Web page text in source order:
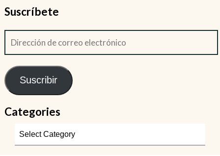
Suscríbete
Suscribir
Categories